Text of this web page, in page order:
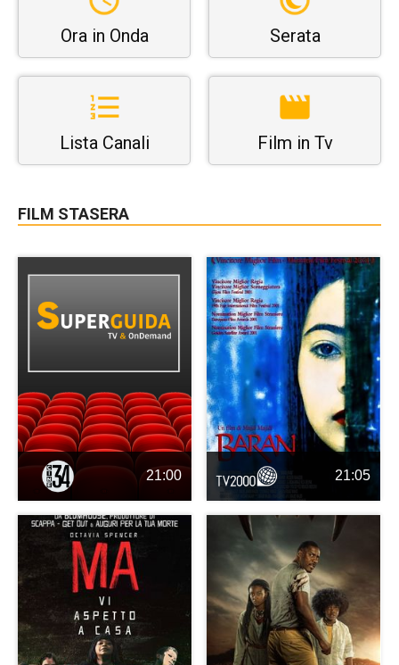
Ora in Onda Serata
Lista Canali Film in Tv
FILM STASERA
21:00 21:05